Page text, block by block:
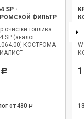
SP -
ФИЛЬТР
очистки топлива
SP (аналог
КОСТРОМА
Р
от 480 Р